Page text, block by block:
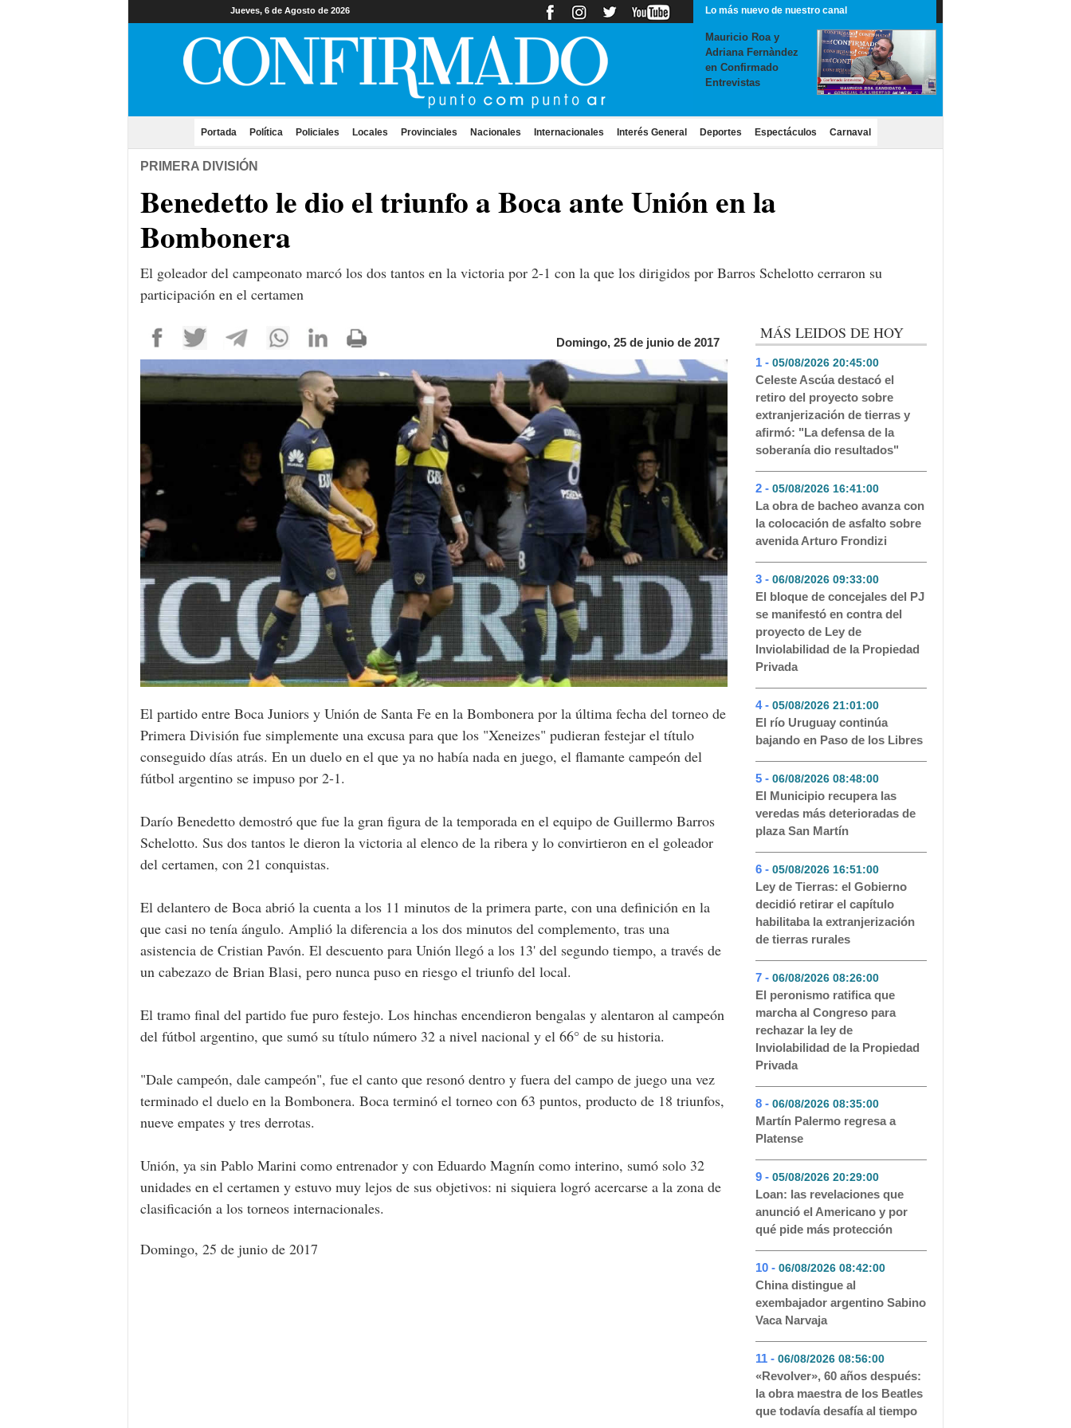
Jueves, 6 de Agosto de 2026 Lo más nuevo de nuestro canal
Mauricio Roa y
Adriana Fernàndez
en Confirmado
Entrevistas
Portada(current)
Política Policiales Locales Provinciales Nacionales Internacionales Interés General Deportes Espectáculos Carnaval
PRIMERA DIVISIÓN
Benedetto le dio el triunfo a Boca ante Unión en la
Bombonera
El goleador del campeonato marcó los dos tantos en la victoria por 2-1 con la que los dirigidos por Barros Schelotto cerraron su
participación en el certamen
Domingo, 25 de junio de 2017
El partido entre Boca Juniors y Unión de Santa Fe en la Bombonera por la última fecha del torneo de
Primera División fue simplemente una excusa para que los "Xeneizes" pudieran festejar el título
conseguido días atrás. En un duelo en el que ya no había nada en juego, el flamante campeón del
fútbol argentino se impuso por 2-1.
Darío Benedetto demostró que fue la gran figura de la temporada en el equipo de Guillermo Barros
Schelotto. Sus dos tantos le dieron la victoria al elenco de la ribera y lo convirtieron en el goleador
del certamen, con 21 conquistas.
El delantero de Boca abrió la cuenta a los 11 minutos de la primera parte, con una definición en la
que casi no tenía ángulo. Amplió la diferencia a los dos minutos del complemento, tras una
asistencia de Cristian Pavón. El descuento para Unión llegó a los 13' del segundo tiempo, a través de
un cabezazo de Brian Blasi, pero nunca puso en riesgo el triunfo del local.
El tramo final del partido fue puro festejo. Los hinchas encendieron bengalas y alentaron al campeón
del fútbol argentino, que sumó su título número 32 a nivel nacional y el 66° de su historia.
"Dale campeón, dale campeón", fue el canto que resonó dentro y fuera del campo de juego una vez
terminado el duelo en la Bombonera. Boca terminó el torneo con 63 puntos, producto de 18 triunfos,
nueve empates y tres derrotas.
Unión, ya sin Pablo Marini como entrenador y con Eduardo Magnín como interino, sumó solo 32
unidades en el certamen y estuvo muy lejos de sus objetivos: ni siquiera logró acercarse a la zona de
clasificación a los torneos internacionales.
Domingo, 25 de junio de 2017
MÁS LEIDOS DE HOY
1 - 05/08/2026 20:45:00- 357
Celeste Ascúa destacó el
retiro del proyecto sobre
extranjerización de tierras y
afirmó: "La defensa de la
soberanía dio resultados"
2 - 05/08/2026 16:41:00- 179
La obra de bacheo avanza con
la colocación de asfalto sobre
avenida Arturo Frondizi
3 - 06/08/2026 09:33:00- 163
El bloque de concejales del PJ
se manifestó en contra del
proyecto de Ley de
Inviolabilidad de la Propiedad
Privada
4 - 05/08/2026 21:01:00- 147
El río Uruguay continúa
bajando en Paso de los Libres
5 - 06/08/2026 08:48:00- 111
El Municipio recupera las
veredas más deterioradas de
plaza San Martín
6 - 05/08/2026 16:51:00- 77
Ley de Tierras: el Gobierno
decidió retirar el capítulo
habilitaba la extranjerización
de tierras rurales
7 - 06/08/2026 08:26:00- 67
El peronismo ratifica que
marcha al Congreso para
rechazar la ley de
Inviolabilidad de la Propiedad
Privada
8 - 06/08/2026 08:35:00- 50
Martín Palermo regresa a
Platense
9 - 05/08/2026 20:29:00- 45
Loan: las revelaciones que
anunció el Americano y por
qué pide más protección
10 - 06/08/2026 08:42:00- 41
China distingue al
exembajador argentino Sabino
Vaca Narvaja
11 - 06/08/2026 08:56:00- 41
«Revolver», 60 años después:
la obra maestra de los Beatles
que todavía desafía al tiempo